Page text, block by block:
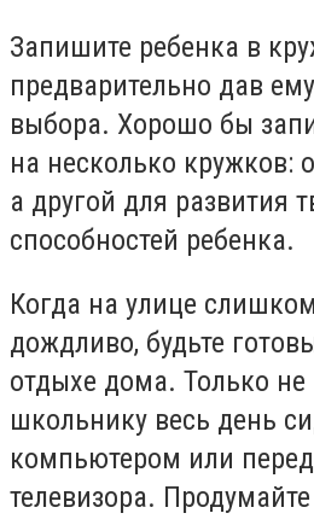
Запишите ребенка в
предварительно дав
выбора. Хорошо бы
на несколько кружков:
а другой для развития
способностей ребенка.
Когда на улице
дождливо, будьте
отдыхе дома. Только не
школьнику весь день
компьютером или
телевизора.